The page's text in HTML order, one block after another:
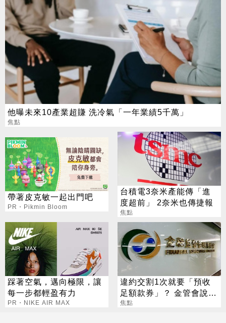
他曝未來10產業超賺 洗冷氣「一年業績5千萬」
焦點
帶著皮克敏一起出門吧
PR・Pikmin Bloom
台積電3奈米產能傳「進
度超前」 2奈米也傳捷報
焦點
踩著空氣，邁向極限，讓
每一步都輕盈有力
PR・NIKE AIR MAX
違約交割1次就要「預收
足額款券」？ 金管會說話
了
焦點